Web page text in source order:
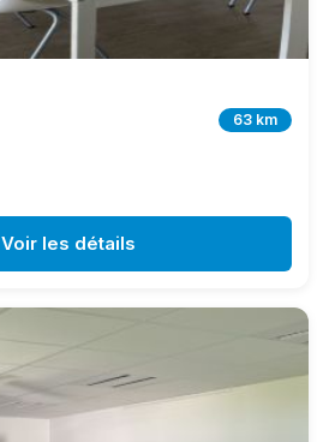
63 km
Voir les détails